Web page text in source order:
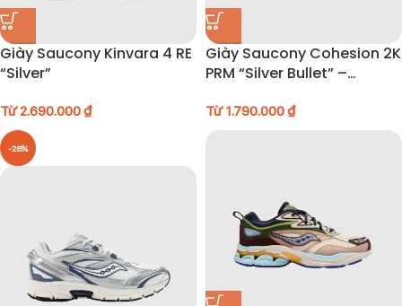
Giày Saucony Kinvara 4 RE
“Silver”
Từ2.690.000₫
Giày Saucony Cohesion 2K
PRM “Silver Bullet” –
Từ1.790.000₫
-28%